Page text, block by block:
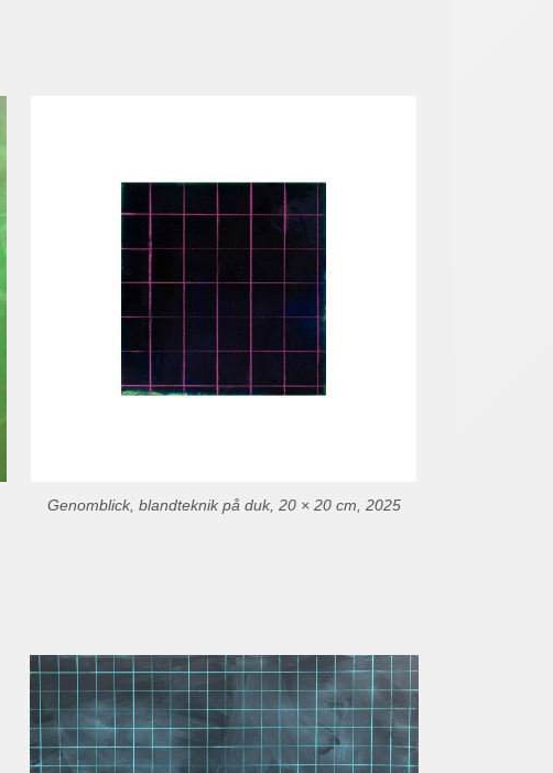
Genomblick, blandteknik på duk, 20 × 20 cm, 2025